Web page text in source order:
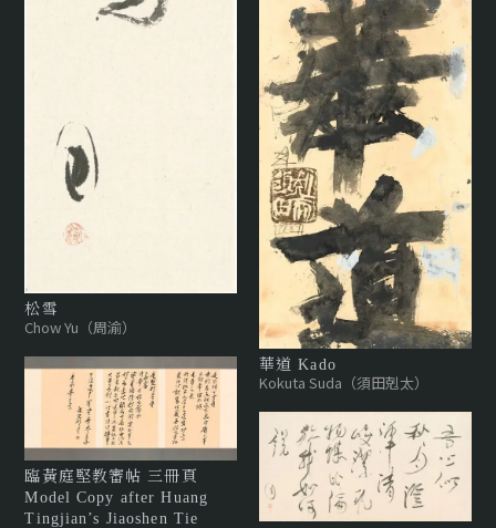
松雪
Chow Yu（周渝）
臨黃庭堅教審帖 三冊頁
Model Copy after Huang
Tingjian’s Jiaoshen Tie
華道 Kado
Kokuta Suda（須田剋太）